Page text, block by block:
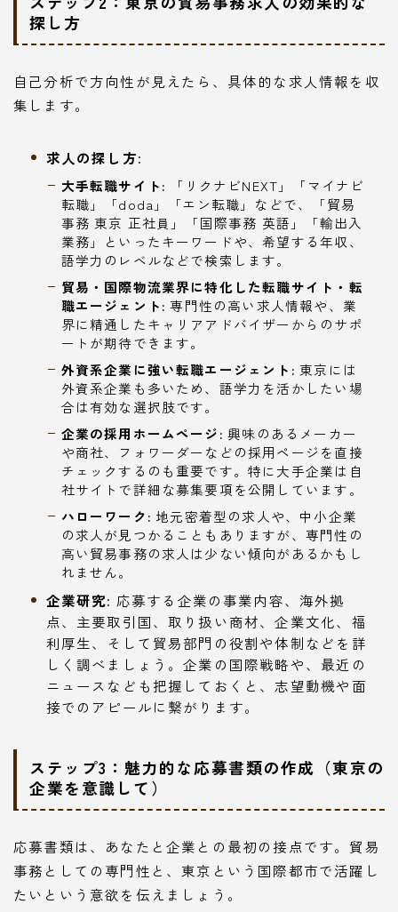
探し方
自己分析で方向性が見えたら、具体的な求人情報を収
集します。
求人の探し方:
大手転職サイト: 「リクナビNEXT」「マイナビ
転職」「doda」「エン転職」などで、「貿易
事務 東京 正社員」「国際事務 英語」「輸出入
業務」といったキーワードや、希望する年収、
語学力のレベルなどで検索します。
貿易・国際物流業界に特化した転職サイト・転
職エージェント: 専門性の高い求人情報や、業
界に精通したキャリアアドバイザーからのサポ
ートが期待できます。
外資系企業に強い転職エージェント: 東京には
外資系企業も多いため、語学力を活かしたい場
合は有効な選択肢です。
企業の採用ホームページ: 興味のあるメーカー
や商社、フォワーダーなどの採用ページを直接
チェックするのも重要です。特に大手企業は自
社サイトで詳細な募集要項を公開しています。
ハローワーク: 地元密着型の求人や、中小企業
の求人が見つかることもありますが、専門性の
高い貿易事務の求人は少ない傾向があるかもし
れません。
企業研究: 応募する企業の事業内容、海外拠
点、主要取引国、取り扱い商材、企業文化、福
利厚生、そして貿易部門の役割や体制などを詳
しく調べましょう。企業の国際戦略や、最近の
ニュースなども把握しておくと、志望動機や面
接でのアピールに繋がります。
ステップ3：魅力的な応募書類の作成（東京の
企業を意識して）
応募書類は、あなたと企業との最初の接点です。貿易
事務としての専門性と、東京という国際都市で活躍し
たいという意欲を伝えましょう。